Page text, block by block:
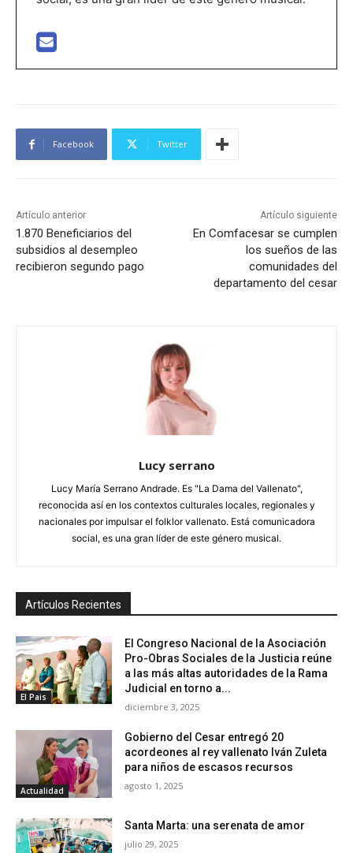
Facebook Twitter
Artículo anterior
1.870 Beneficiarios del
subsidios al desempleo
recibieron segundo pago
Artículo siguiente
En Comfacesar se cumplen
los sueños de las
comunidades del
departamento del cesar
Lucy serrano
Lucy María Serrano Andrade. Es "La Dama del Vallenato",
reconocida así en los contextos culturales locales, regionales y
nacionales por impulsar el folklor vallenato. Está comunicadora
social, es una gran líder de este género musical.
Artículos Recientes
El Pais
El Congreso Nacional de la Asociación
Pro-Obras Sociales de la Justicia reúne
a las más altas autoridades de la Rama
Judicial en torno a...
diciembre 3, 2025
Actualidad
Gobierno del Cesar entregó 20
acordeones al rey vallenato Iván Zuleta
para niños de escasos recursos
agosto 1, 2025
Santa Marta: una serenata de amor
julio 29, 2025